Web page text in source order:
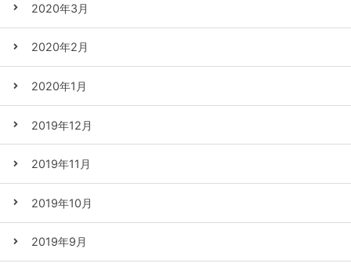
2020年3月
2020年2月
2020年1月
2019年12月
2019年11月
2019年10月
2019年9月